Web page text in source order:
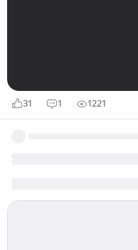
31 1 1221